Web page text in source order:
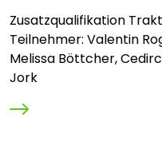
Zusatzqualifikation
Teilnehmer: Valentin
Melissa Böttcher,
Jork